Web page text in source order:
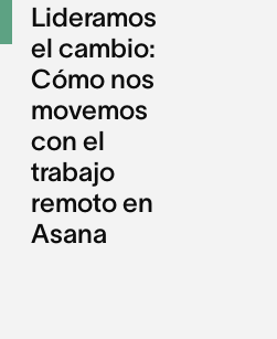
Lideramos
el cambio:
Cómo nos
movemos
con el
trabajo
remoto en
Asana